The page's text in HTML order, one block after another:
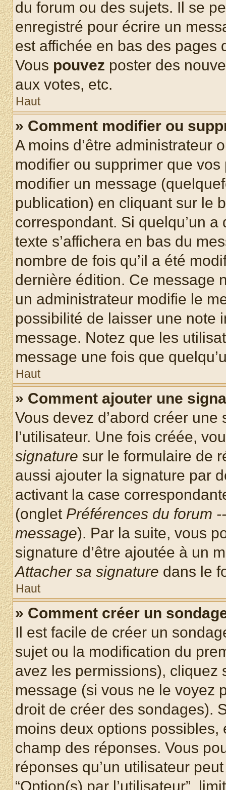
du forum ou des sujets. Il se
enregistré pour écrire un
est affichée en bas des pages
Vous pouvez poster des
aux votes, etc.
Haut
» Comment modifier ou
A moins d’être administrateur
modifier ou supprimer que
modifier un message
publication) en cliquant sur le
correspondant. Si quelqu’un
texte s’affichera en bas du
nombre de fois qu’il a été
dernière édition. Ce message
un administrateur modifie le
possibilité de laisser une note
message. Notez que les
message une fois que
Haut
» Comment ajouter une
Vous devez d’abord créer
l’utilisateur. Une fois créée,
signature sur le formulaire de
aussi ajouter la signature par
activant la case
(onglet Préférences du forum
message). Par la suite, vous
signature d’être ajoutée à un
Attacher sa signature dans le
Haut
» Comment créer un
Il est facile de créer un
sujet ou la modification du
avez les permissions), cliquez
message (si vous ne le voyez
droit de créer des sondages).
moins deux options
champ des réponses. Vous
réponses qu’un utilisateur
“Option(s) par l’utilisateur”,